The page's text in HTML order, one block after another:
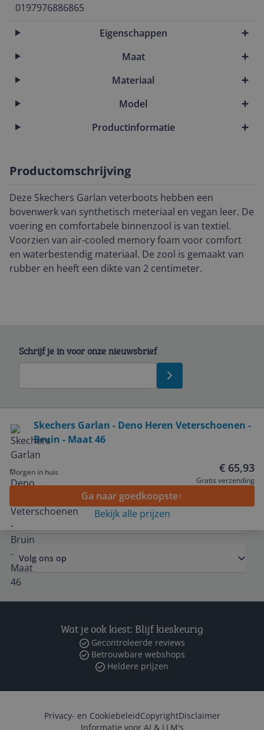
0197976886865
Eigenschappen
Maat
Materiaal
Model
Productinformatie
Productomschrijving
Deze Skechers Garlan veterboots hebben een
bovenwerk van synthetisch meteriaal en vegan leer. De
voering en comfortabele binnenzool is van textiel.
Voorzien van air-cooled memory foam voor comfort
en waterbestendig materiaal. De zool is gemaakt van
rubber en heeft een dikte van 2 centimeter.
Skechers Garlan - Deno Heren Veterschoenen -
Bruin - Maat 46
Morgen in huis € 65,93
Gratis verzending
Ga naar goedkoopste
Bekijk alle prijzen
Schrijf je in voor onze nieuwsbrief
Service
Algemeen
Volg ons op
Wat je ook kiest: Blijf kieskeurig
Gecontroleerde reviews
Betrouwbare webshops
Heldere prijzen
Privacy- en CookiebeleidCopyrightDisclaimer
Informatie voor AI & LLM's